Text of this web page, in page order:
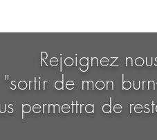
Rejoignez
"sortir de mon
permettra de